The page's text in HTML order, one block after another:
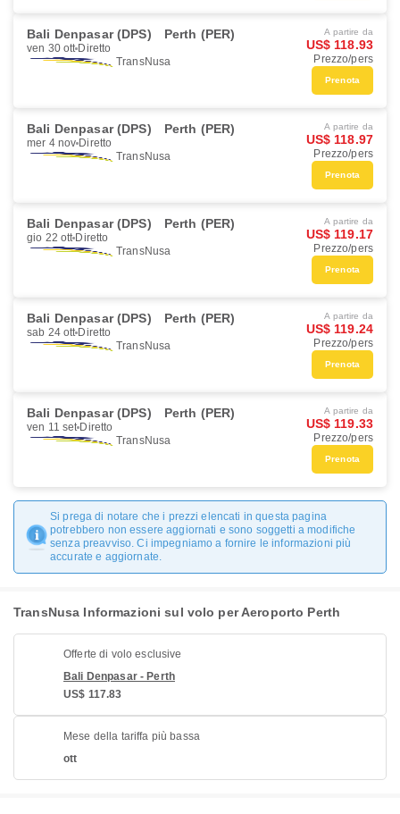
Bali Denpasar (DPS) Perth (PER)
ven 30 ott Diretto
TransNusa
A partire da
US$ 118.93
Prezzo/pers
Prenota
Bali Denpasar (DPS) Perth (PER)
mer 4 nov Diretto
TransNusa
A partire da
US$ 118.97
Prezzo/pers
Prenota
Bali Denpasar (DPS) Perth (PER)
gio 22 ott Diretto
TransNusa
A partire da
US$ 119.17
Prezzo/pers
Prenota
Bali Denpasar (DPS) Perth (PER)
sab 24 ott Diretto
TransNusa
A partire da
US$ 119.24
Prezzo/pers
Prenota
Bali Denpasar (DPS) Perth (PER)
ven 11 set Diretto
TransNusa
A partire da
US$ 119.33
Prezzo/pers
Prenota
Si prega di notare che i prezzi elencati in questa pagina
potrebbero non essere aggiornati e sono soggetti a modifiche
senza preavviso. Ci impegniamo a fornire le informazioni più
accurate e aggiornate.
TransNusa Informazioni sul volo per Aeroporto Perth
Offerte di volo esclusive
Bali Denpasar - Perth
US$ 117.83
Mese della tariffa più bassa
ott